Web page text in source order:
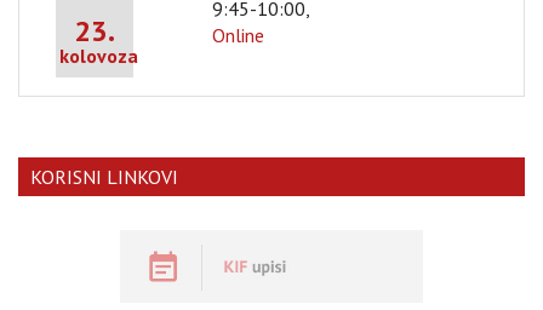
23.
kolovoza
9:45-10:00,
Online
KORISNI LINKOVI